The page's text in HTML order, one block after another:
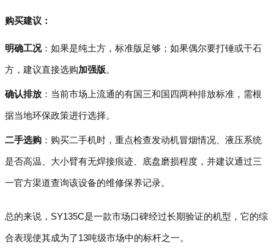
购买建议：
明确工况：如果是纯土方，标准版足够；如果偶尔要打锤或干石
方，建议直接选购加强版。
确认排放 ：当前市场上流通的有国三和国四两种排放标准，需根
据当地环保政策进行选择。
二手选购 ：购买二手机时，重点检查发动机冒烟情况、液压系统
是否高温、大小臂有无焊接痕迹、底盘磨损程度，并建议通过三
一官方渠道查询该设备的维修保养记录。
总的来说，SY135C是一款市场口碑经过长期验证的机型，它的综
合表现使其成为了13吨级市场中的标杆之一。